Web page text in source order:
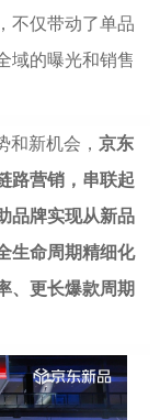
不仅带动了单品
域的曝光和销售
和新机会， 京东
路营销，串联起
品牌实现从新品
生命周期精细化
、更长爆款周期